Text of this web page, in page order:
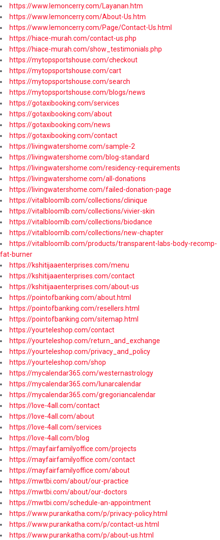
https://www.lemoncerry.com/Layanan.htm
https://www.lemoncerry.com/About-Us.htm
https://www.lemoncerry.com/Page/Contact-Us.html
https://hiace-murah.com/contact-us.php
https://hiace-murah.com/show_testimonials.php
https://mytopsportshouse.com/checkout
https://mytopsportshouse.com/cart
https://mytopsportshouse.com/search
https://mytopsportshouse.com/blogs/news
https://gotaxibooking.com/services
https://gotaxibooking.com/about
https://gotaxibooking.com/news
https://gotaxibooking.com/contact
https://livingwatershome.com/sample-2
https://livingwatershome.com/blog-standard
https://livingwatershome.com/residency-requirements
https://livingwatershome.com/all-donations
https://livingwatershome.com/failed-donation-page
https://vitalbloomlb.com/collections/clinique
https://vitalbloomlb.com/collections/vivier-skin
https://vitalbloomlb.com/collections/biodance
https://vitalbloomlb.com/collections/new-chapter
https://vitalbloomlb.com/products/transparent-labs-body-recomp-
fat-burner
https://kshitijaaenterprises.com/menu
https://kshitijaaenterprises.com/contact
https://kshitijaaenterprises.com/about-us
https://pointofbanking.com/about.html
https://pointofbanking.com/resellers.html
https://pointofbanking.com/sitemap.html
https://yourteleshop.com/contact
https://yourteleshop.com/return_and_exchange
https://yourteleshop.com/privacy_and_policy
https://yourteleshop.com/shop
https://mycalendar365.com/westernastrology
https://mycalendar365.com/lunarcalendar
https://mycalendar365.com/gregoriancalendar
https://love-4all.com/contact
https://love-4all.com/about
https://love-4all.com/services
https://love-4all.com/blog
https://mayfairfamilyoffice.com/projects
https://mayfairfamilyoffice.com/contact
https://mayfairfamilyoffice.com/about
https://mwtbi.com/about/our-practice
https://mwtbi.com/about/our-doctors
https://mwtbi.com/schedule-an-appointment
https://www.purankatha.com/p/privacy-policy.html
https://www.purankatha.com/p/contact-us.html
https://www.purankatha.com/p/about-us.html